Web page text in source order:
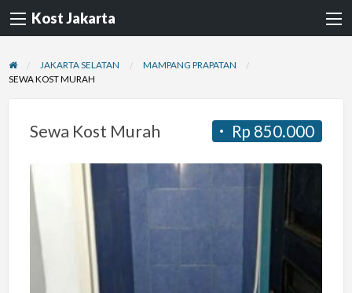
Kost Jakarta
JAKARTA SELATAN
MAMPANG PRAPATAN
SEWA KOST MURAH
Rp 850.000
Sewa Kost Murah